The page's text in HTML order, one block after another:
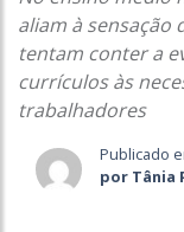
aliam à sensação
tentam conter a
currículos às
trabalhadores
Publicado
por Tânia